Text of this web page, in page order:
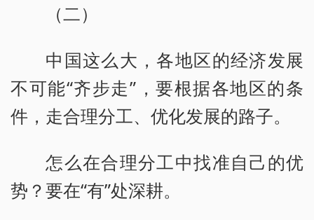
（二）
中国这么大，各地区的经济发展
不可能“齐步走”，要根据各地区的条
件，走合理分工、优化发展的路子。
怎么在合理分工中找准自己的优
势？要在“有”处深耕。